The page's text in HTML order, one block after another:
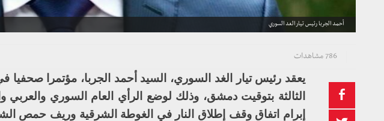
أحمد الجربا رئيس تيار الغد السوري
786 مشاهدات
يعقد رئيس تيار الغد السوري، السيد أحمد الجربا، مؤتمرا
الثالثة بتوقيت دمشق، وذلك لوضع الرأي العام السوري
إبرام اتفاق وقف إطلاق النار في الغوطة الشرقية وريف حمص